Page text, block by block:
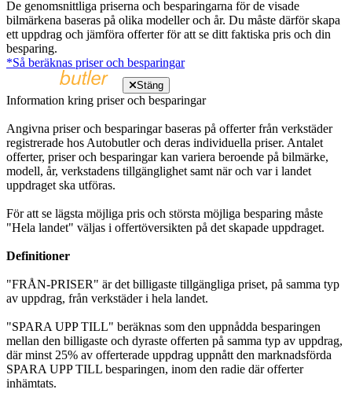
De genomsnittliga priserna och besparingarna för de visade
bilmärkena baseras på olika modeller och år. Du måste därför skapa
ett uppdrag och jämföra offerter för att se ditt faktiska pris och din
besparing.
*Så beräknas priser och besparingar
Stäng
Information kring priser och besparingar
Angivna priser och besparingar baseras på offerter från verkstäder
registrerade hos Autobutler och deras individuella priser. Antalet
offerter, priser och besparingar kan variera beroende på bilmärke,
modell, år, verkstadens tillgänglighet samt när och var i landet
uppdraget ska utföras.
För att se lägsta möjliga pris och största möjliga besparing måste
"Hela landet" väljas i offertöversikten på det skapade uppdraget.
Definitioner
"FRÅN-PRISER" är det billigaste tillgängliga priset, på samma typ
av uppdrag, från verkstäder i hela landet.
"SPARA UPP TILL" beräknas som den uppnådda besparingen
mellan den billigaste och dyraste offerten på samma typ av uppdrag,
där minst 25% av offerterade uppdrag uppnått den marknadsförda
SPARA UPP TILL besparingen, inom den radie där offerter
inhämtats.